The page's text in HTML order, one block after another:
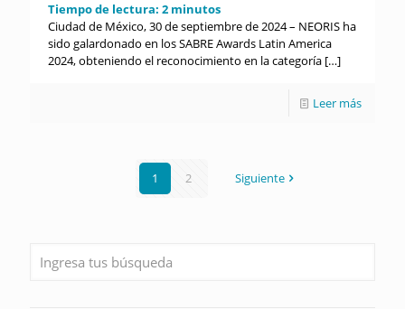
Tiempo de lectura: 2 minutos
Ciudad de México, 30 de septiembre de 2024 – NEORIS ha
sido galardonado en los SABRE Awards Latin America
2024, obteniendo el reconocimiento en la categoría […]
Leer más
1 2 Siguiente